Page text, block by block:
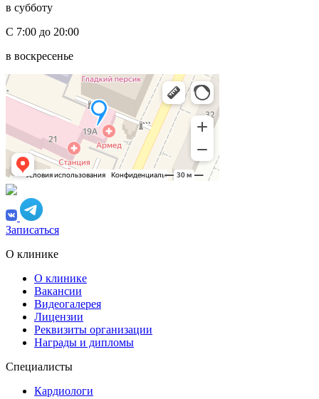
в субботу
С 7:00 до 20:00
в воскресенье
Записаться
О клинике
О клинике
Вакансии
Видеогалерея
Лицензии
Реквизиты организации
Награды и дипломы
Специалисты
Кардиологи